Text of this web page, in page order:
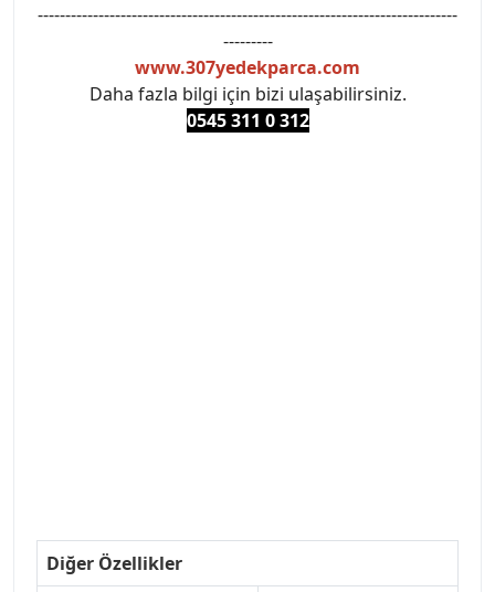
----------------------------------------------------------------------------
---------
www.307yedekparca.com
Daha fazla bilgi için bizi ulaşabilirsiniz.
0545 311 0 312
Diğer Özellikler